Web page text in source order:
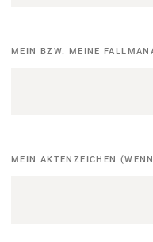
Fallmanager*in
MEIN BZW. MEINE
Aktenzeichen
MEIN AKTENZEICHEN